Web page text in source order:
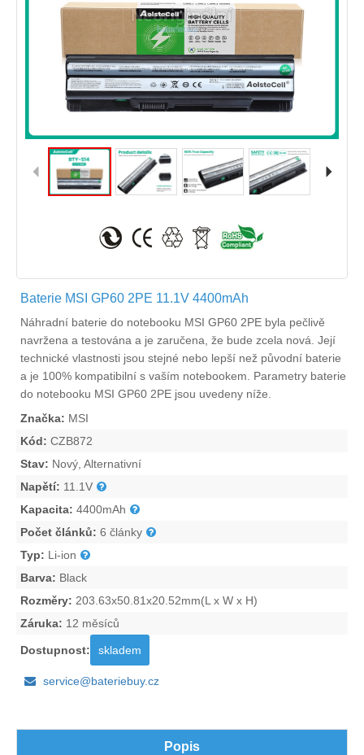
Baterie MSI GP60 2PE 11.1V 4400mAh
Náhradní baterie do notebooku MSI GP60 2PE byla pečlivě
navržena a testována a je zaručena, že bude zcela nová. Její
technické vlastnosti jsou stejné nebo lepší než původní baterie
a je 100% kompatibilní s vaším notebookem. Parametry baterie
do notebooku MSI GP60 2PE jsou uvedeny níže.
Značka: MSI
Kód: CZB872
Stav: Nový, Alternativní
Napětí: 11.1V
Kapacita: 4400mAh
Počet článků: 6 články
Typ: Li-ion
Barva: Black
Rozměry: 203.63x50.81x20.52mm(L x W x H)
Záruka: 12 měsíců
Dostupnost: skladem
service@bateriebuy.cz
Popis